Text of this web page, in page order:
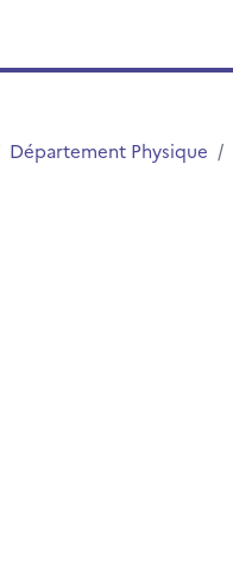
Département Physique